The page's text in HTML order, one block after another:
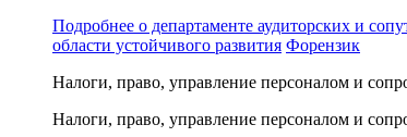
Подробнее о департаменте аудиторских и
области устойчивого развития Форензик
Налоги, право, управление персоналом и
Налоги, право, управление персоналом и